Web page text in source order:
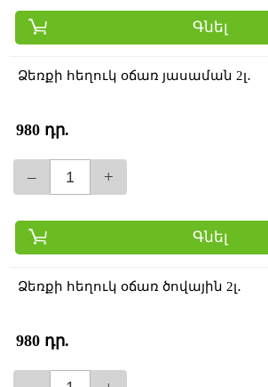
Գնել
Ձեռքի հեղուկ օճառ յասաման 2լ․
980 դր.
– +
Գնել
Ձեռքի հեղուկ օճառ ծովային 2լ․
980 դր.